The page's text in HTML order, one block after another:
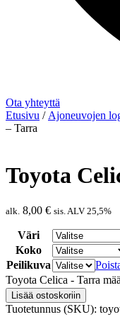
Ota yhteyttä
Etusivu / Ajoneuvojen
– Tarra
Toyota
alk. 8,00 € sis. ALV 25,5%
Väri
Koko
Peilikuva
Toyota Celica - Tarra
Lisää ostoskoriin
Tuotetunnus (SKU):